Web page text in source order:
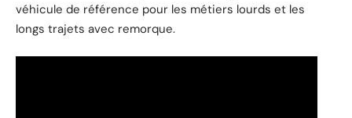
véhicule de référence pour les métiers lourds et les
longs trajets avec remorque.